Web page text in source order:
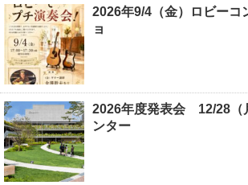
2026年9/4（金）ロビーコ
ョ
2026年度発表会 12/28（
ンター